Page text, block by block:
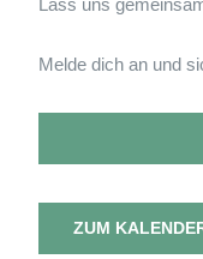
Lass uns
Melde dich an und
ZUM